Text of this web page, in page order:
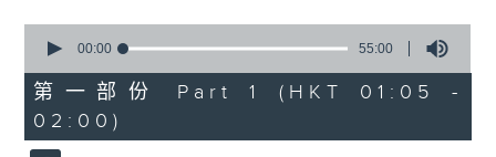
seconds
55
minutes,
0
seconds
00:00 55:00
第一部份 Part 1 (HKT 01:05 -
02:00)